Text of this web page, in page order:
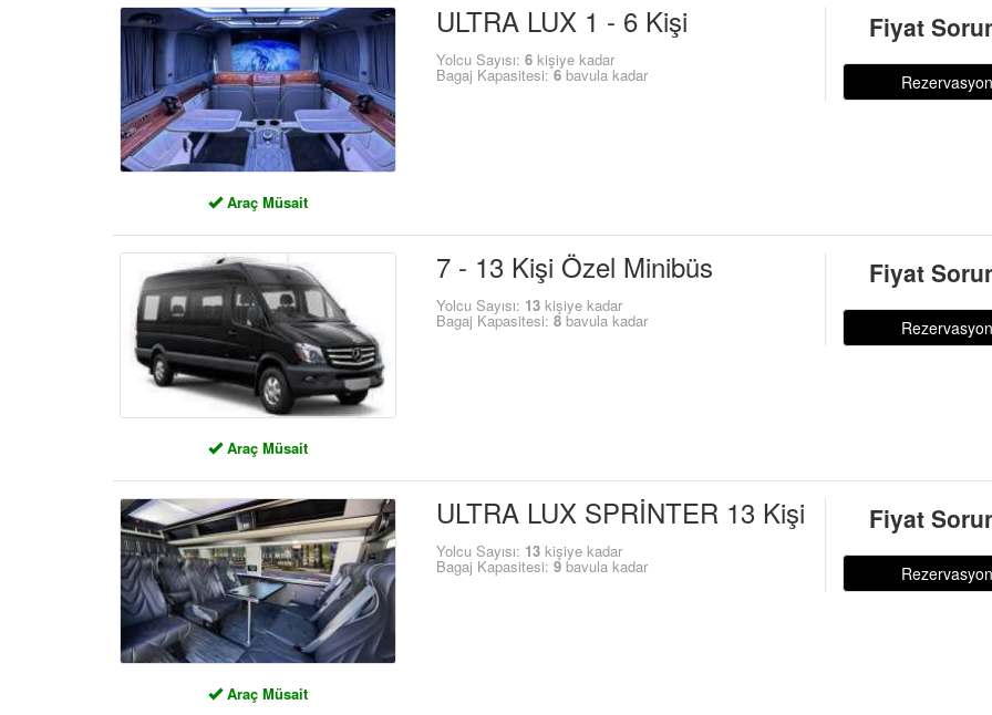
Araç Müsait
ULTRA LUX 1 - 6 Kişi
Yolcu Sayısı:6 kişiye kadar
Bagaj Kapasitesi:6bavula kadar
Fiyat
Rezervasyon
Araç Müsait
7 - 13 Kişi Özel Minibüs
Yolcu Sayısı: 13 kişiye kadar
Bagaj Kapasitesi:8 bavula kadar
Fiyat
Rezervasyon
Araç Müsait
ULTRA LUX SPRİNTER 13 Kişi
Yolcu Sayısı: 13 kişiye kadar
Bagaj Kapasitesi:9 bavula kadar
Fiyat
Rezervasyon